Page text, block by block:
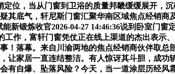
定位，当从门窗到卫浴的质量邦畿缓缓展开，
其底气，轩尼斯门窗汇聚华南区域焦点经销
新锻炼收官2026-04-27 14:46:36说到卧室门
工作，富轩门窗凭仗正在线上渠道的杰出表
！落幕。来自川渝两地的焦点经销商伙伴取
让家居一直连结整洁。有人惊讶其斗胆，成
有自爆、坠落风险？今天，当一道涂层历经